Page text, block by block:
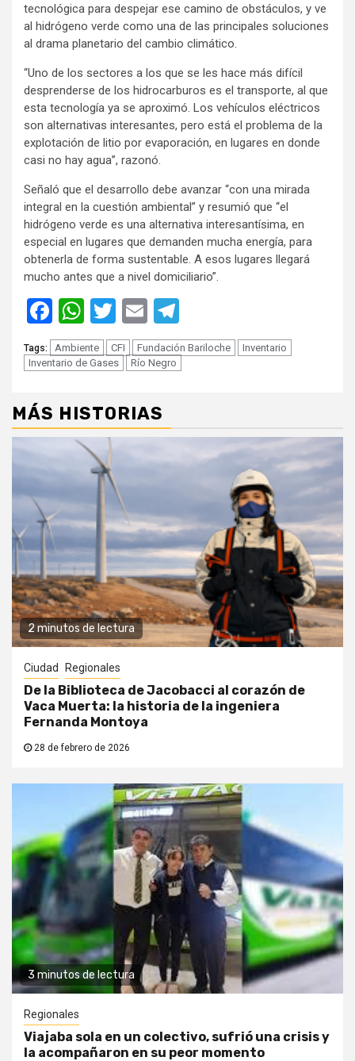
tecnológica para despejar ese camino de obstáculos, y ve
al hidrógeno verde como una de las principales soluciones
al drama planetario del cambio climático.
“Uno de los sectores a los que se les hace más difícil
desprenderse de los hidrocarburos es el transporte, al que
esta tecnología ya se aproximó. Los vehículos eléctricos
son alternativas interesantes, pero está el problema de la
explotación de litio por evaporación, en lugares en donde
casi no hay agua”, razonó.
Señaló que el desarrollo debe avanzar “con una mirada
integral en la cuestión ambiental” y resumió que “el
hidrógeno verde es una alternativa interesantísima, en
especial en lugares que demanden mucha energía, para
obtenerla de forma sustentable. A esos lugares llegará
mucho antes que a nivel domiciliario”.
Facebook
WhatsApp
Twitter
Email
Tags: Ambiente CFI Fundación Bariloche
Inventario
Inventario de Gases
Río Negro
MÁS HISTORIAS
2 minutos de lectura
Ciudad Regionales
De la Biblioteca de Jacobacci al corazón de
Vaca Muerta: la historia de la ingeniera
Fernanda Montoya
28 de febrero de 2026
3 minutos de lectura
Regionales
Viajaba sola en un colectivo, sufrió una crisis y
la acompañaron en su peor momento